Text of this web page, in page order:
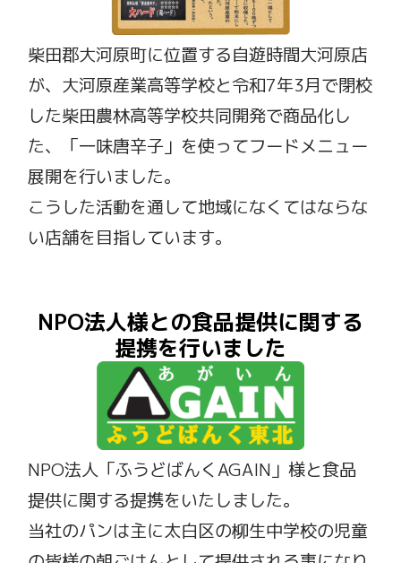
柴田郡大河原町に位置する自遊時間大河原店
が、大河原産業高等学校と令和7年3月で閉校
した柴田農林高等学校共同開発で商品化し
た、「一味唐辛子」を使ってフードメニュー
展開を行いました。
こうした活動を通して地域になくてはならな
い店舗を目指しています。
NPO法人様との食品提供に関する
提携を行いました​
NPO法人「ふうどばんくAGAIN」様と食品
提供に関する提携をいたしました。
当社のパンは主に太白区の柳生中学校の児童